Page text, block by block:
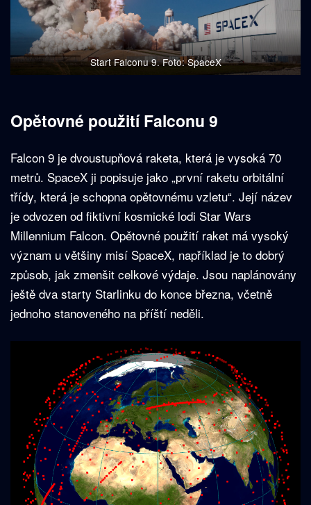
Start Falconu 9. Foto: SpaceX
Opětovné použití Falconu 9
Falcon 9 je dvoustupňová raketa, která je vysoká 70
metrů. SpaceX ji popisuje jako „první raketu orbitální
třídy, která je schopna opětovnému vzletu“. Její název
je odvozen od fiktivní kosmické lodi Star Wars
Millennium Falcon. Opětovné použití raket má vysoký
význam u většiny misí SpaceX, například je to dobrý
způsob, jak zmenšit celkové výdaje. Jsou naplánovány
ještě dva starty Starlinku do konce března, včetně
jednoho stanoveného na příští neděli.